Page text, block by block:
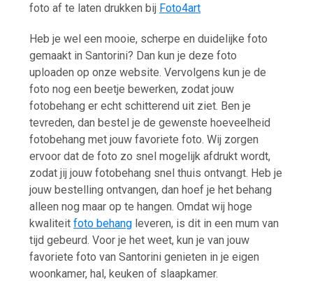
foto af te laten drukken bij Foto4art
Heb je wel een mooie, scherpe en duidelijke foto
gemaakt in Santorini? Dan kun je deze foto
uploaden op onze website. Vervolgens kun je de
foto nog een beetje bewerken, zodat jouw
fotobehang er echt schitterend uit ziet. Ben je
tevreden, dan bestel je de gewenste hoeveelheid
fotobehang met jouw favoriete foto. Wij zorgen
ervoor dat de foto zo snel mogelijk afdrukt wordt,
zodat jij jouw fotobehang snel thuis ontvangt. Heb je
jouw bestelling ontvangen, dan hoef je het behang
alleen nog maar op te hangen. Omdat wij hoge
kwaliteitfoto behang leveren, is dit in een mum van
tijd gebeurd. Voor je het weet, kun je van jouw
favoriete foto van Santorini genieten in je eigen
woonkamer, hal, keuken of slaapkamer.